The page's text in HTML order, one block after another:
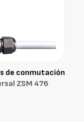
de conmutación
ZSM 476